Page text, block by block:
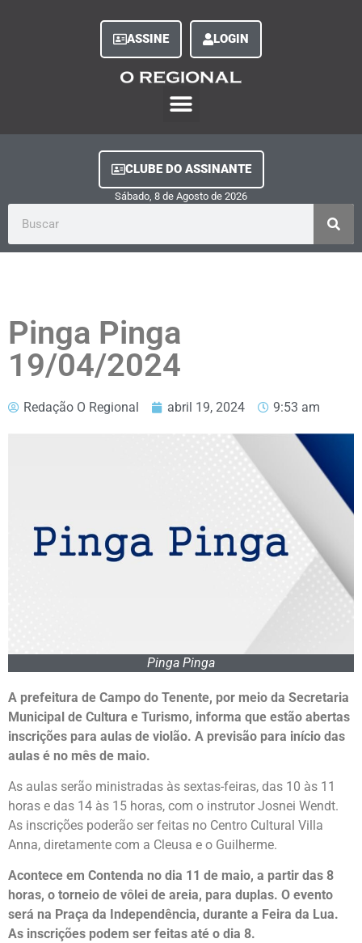
ASSINE LOGIN
CLUBE DO ASSINANTE
Sábado, 8 de Agosto de 2026
Pinga Pinga
19/04/2024
Redação O Regional abril 19, 2024 9:53 am
Pinga Pinga
A prefeitura de Campo do Tenente, por meio da Secretaria
Municipal de Cultura e Turismo, informa que estão abertas
inscrições para aulas de violão. A previsão para início das
aulas é no mês de maio.
As aulas serão ministradas às sextas-feiras, das 10 às 11
horas e das 14 às 15 horas, com o instrutor Josnei Wendt.
As inscrições poderão ser feitas no Centro Cultural Villa
Anna, diretamente com a Cleusa e o Guilherme.
Acontece em Contenda no dia 11 de maio, a partir das 8
horas, o torneio de vôlei de areia, para duplas. O evento
será na Praça da Independência, durante a Feira da Lua.
As inscrições podem ser feitas até o dia 8.